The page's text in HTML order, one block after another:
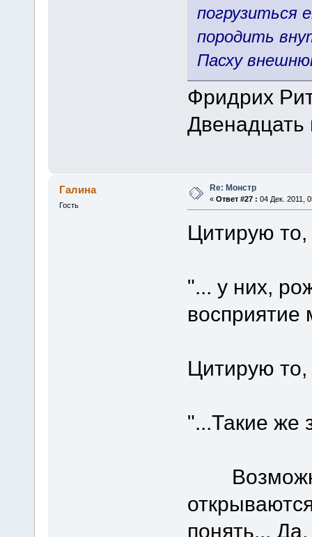
погрузиться
породить
Пасху
Фридрих
Двенадцать
Галина
Гость
Re: Монстр
« Ответ #27 : 04 Дек. 2011,
Цитирую
"... у них,
восприятие
Цитирую
"...Такие же
понять...